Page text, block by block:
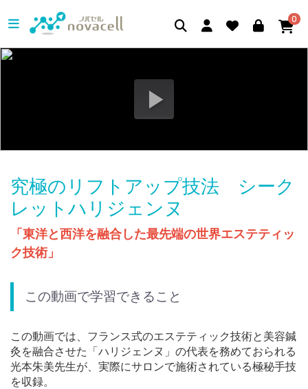
0
究極のリフトアップ技法 シーク
レットハリジェンヌ
「東洋と西洋を融合した最先端の世界エステティッ
ク技術」
この動画で学習できること
この動画では、フランス式のエステティック技術と美容鍼
灸を融合させた「ハリジェンヌ」の代表を務めておられる
光本朱美先生が、実際にサロンで施術されている極秘手技
を収録。